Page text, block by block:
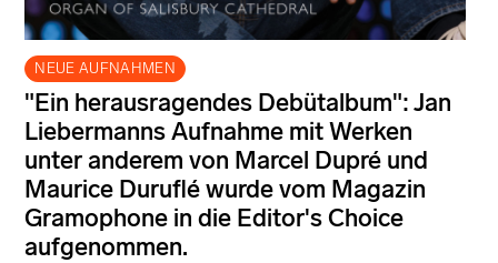
NEUE AUFNAHMEN
"Ein herausragendes Debütalbum": Jan
Liebermanns Aufnahme mit Werken
unter anderem von Marcel Dupré und
Maurice Duruflé wurde vom Magazin
Gramophone in die Editor's Choice
aufgenommen.